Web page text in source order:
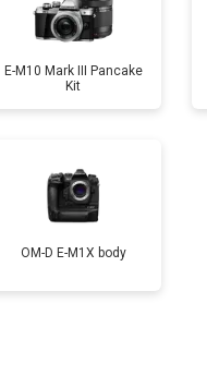
от 4300 ₽
от 3300 ₽
от 3100 ₽
E-M10 Mark III Pancake
Kit
OM-D E-M1X body